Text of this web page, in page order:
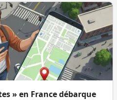
» en France débarque